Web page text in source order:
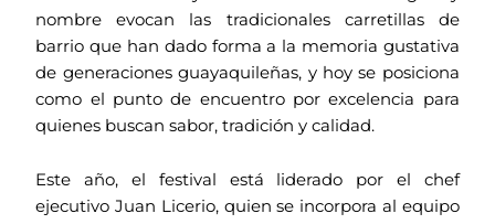
nombre evocan las tradicionales carretillas de
barrio que han dado forma a la memoria gustativa
de generaciones guayaquileñas, y hoy se posiciona
como el punto de encuentro por excelencia para
quienes buscan sabor, tradición y calidad.
Este año, el festival está liderado por el chef
ejecutivo Juan Licerio, quien se incorpora al equipo